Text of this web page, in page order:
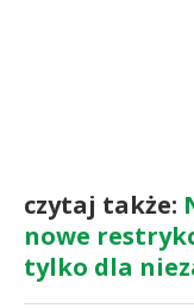
czytaj także:
nowe
tylko dla